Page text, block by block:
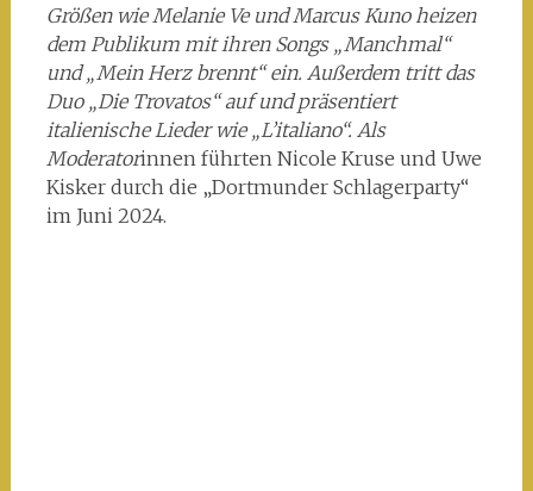
Größen wie Melanie Ve und Marcus Kuno heizen
dem Publikum mit ihren Songs „Manchmal“
und „Mein Herz brennt“ ein. Außerdem tritt das
Duo „Die Trovatos“ auf und präsentiert
italienische Lieder wie „L’italiano“. Als
Moderatorinnen führten Nicole Kruse und Uwe
Kisker durch die „Dortmunder Schlagerparty“
im Juni 2024.